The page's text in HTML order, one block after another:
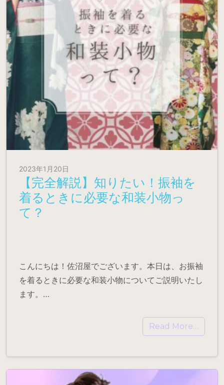
2023年1月20日
【完全解説】知りたい！振袖を
着るときに必要な和装小物っ
て？
こんにちは！佐沼屋でございます。本日は、お振袖
を着るときに必要な和装小物についてご説明いたし
ます。…
Read More…